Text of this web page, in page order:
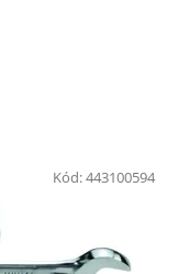
Kód:443100594